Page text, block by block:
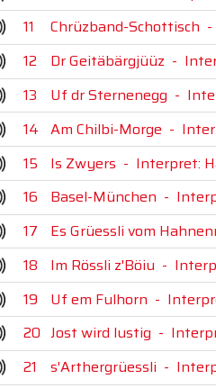
11
Chrüzband-Schottisch -
12
Dr Geitäbärgjüüz -
13
Uf dr Sternenegg -
14 Am Chilbi-Morge -
15
Is Zwyers - Interpret:
16
Basel-München -
17
Es Grüessli vom
18
Im Rössli z'Böiu -
19
Uf em Fulhorn -
20 Jost wird lustig -
21
s'Arthergrüessli -